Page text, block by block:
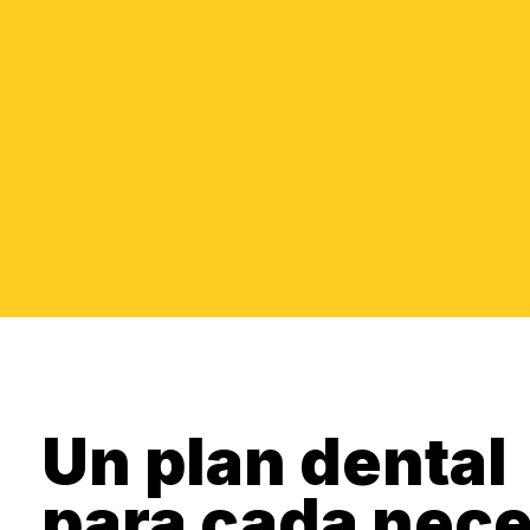
Un plan dental